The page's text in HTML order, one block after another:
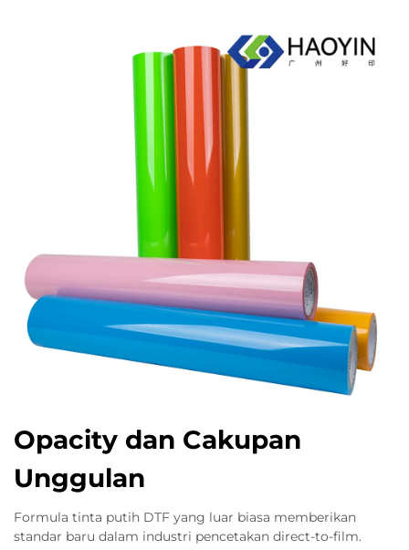
Opacity dan Cakupan
Unggulan
Formula tinta putih DTF yang luar biasa memberikan
standar baru dalam industri pencetakan direct-to-film.